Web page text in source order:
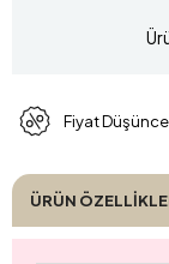
Fiyat
ÜRÜN